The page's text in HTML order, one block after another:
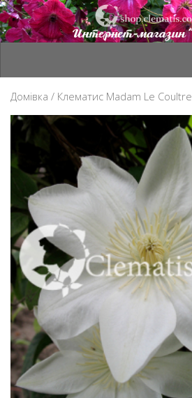
Товари
Оплата та доставка
Корзина
Мій профіль
Сезон “ВЕСНА 2026”
Контакти
Домівка / Клематис Madam Le Coultre